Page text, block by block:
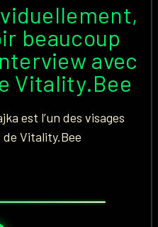
beaucoup
avec
Vitality.Bee
est l’un des visages
Vitality.Bee